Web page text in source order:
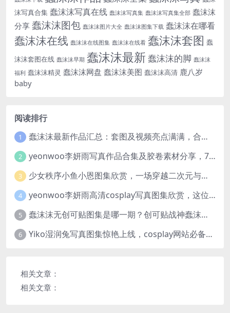
沫写真合集 蠢沫沫写真在线 蠢沫沫写真集 蠢沫沫写真集全部 蠢沫沫
分享 蠢沫沫图包 蠢沫沫图片大全 蠢沫沫图集下载 蠢沫沫在哪看
蠢沫沫在线 蠢沫沫在线图集 蠢沫沫在线看 蠢沫沫套图 蠢
沫沫套图在线 蠢沫沫早期 蠢沫沫最新 蠢沫沫的脚 蠢沫沫
福利 蠢沫沫精灵 蠢沫沫网盘 蠢沫沫美图 蠢沫沫高清 鹿八岁
baby
阅读排行
1 蠢沫沫最新作品汇总：套图及视频亮点满满，合集一次看够
2 yeonwoo李妍雨写真作品合集及胶卷素材分享，7套牛奶胶卷完整版高清图片
3 少女秩序小鱼小恩图集欣赏，一场穿越二次元与现实的视觉盛宴
4 yeonwoo李妍雨高清cosplay写真图集欣赏，这位女神太美了
5 蠢沫沫无创可贴图集是哪一期？创可贴战神蠢沫沫合集欣赏
6 Yiko湿润兔写真图集惊艳上线，cosplay网站必备作品推荐
相关文章：
相关文章：